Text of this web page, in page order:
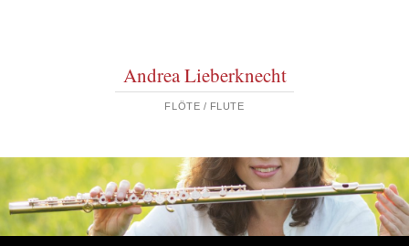
Andrea Lieberknecht
FLÖTE / FLUTE